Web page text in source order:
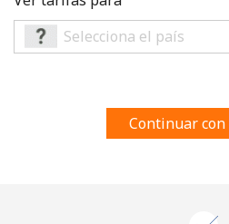
Al abrir una cuenta en este sitio
estosTérminos y condiciones.
Continuar con